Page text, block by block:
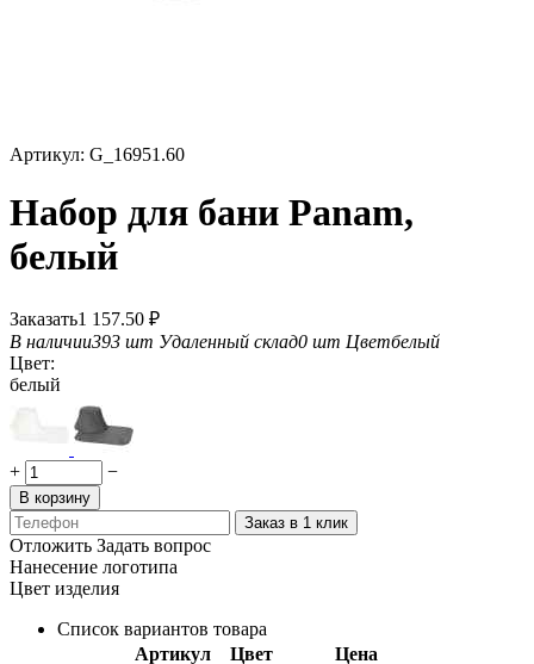
Артикул: G_16951.60
Набор для бани Panam,
белый
Заказать1 157.50 ₽
В наличии393 шт Удаленный склад0 шт Цветбелый
Цвет:
белый
+ −
В корзину
Заказ в 1 клик
Отложить Задать вопрос
Нанесение логотипа
Цвет изделия
Список вариантов товара
Артикул
Цвет Цена